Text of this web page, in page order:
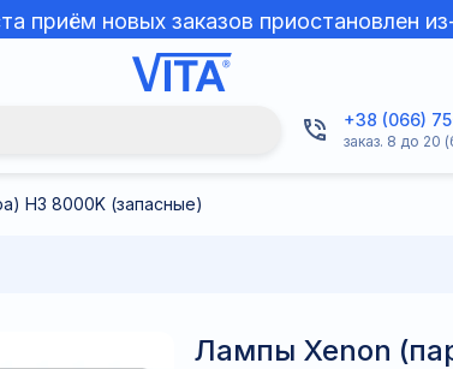
приём новых заказов приостановлен
+38 (066)
заказ. 8 до 20
H3 8000K (запасные)
Лампы Xenon